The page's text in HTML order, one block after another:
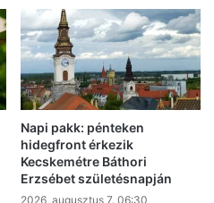
Napi pakk: pénteken
hidegfront érkezik
Kecskemétre Báthori
Erzsébet születésnapján
2026, augusztus 7. 06:30